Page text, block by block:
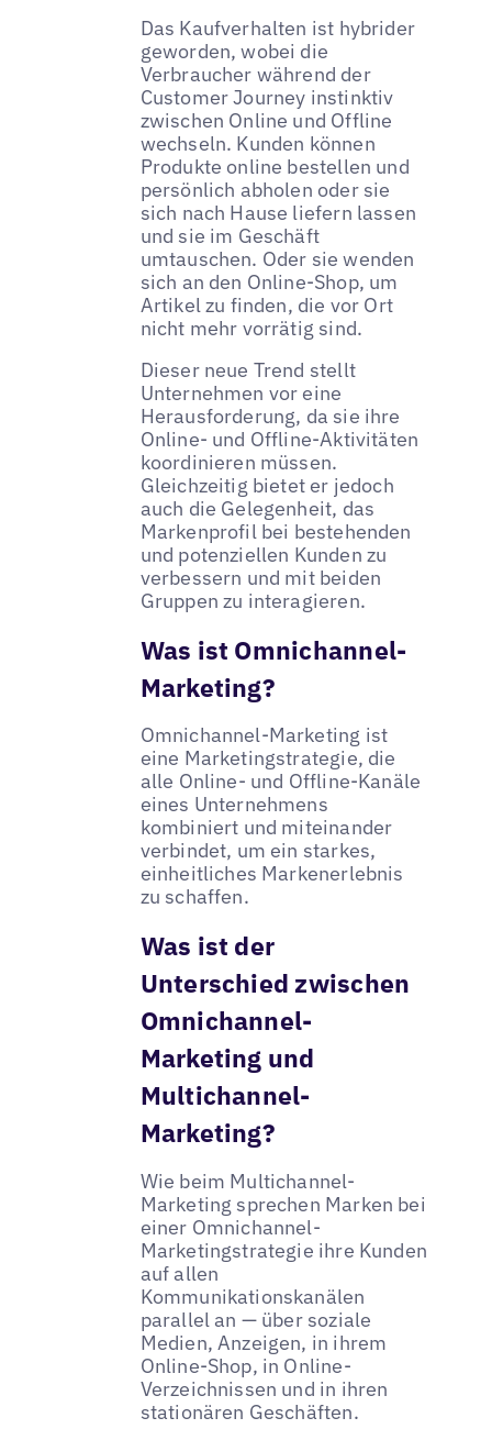
Das Kaufverhalten ist hybrider
geworden, wobei die
Verbraucher während der
Customer Journey instinktiv
zwischen Online und Offline
wechseln. Kunden können
Produkte online bestellen und
persönlich abholen oder sie
sich nach Hause liefern lassen
und sie im Geschäft
umtauschen. Oder sie wenden
sich an den Online-Shop, um
Artikel zu finden, die vor Ort
nicht mehr vorrätig sind.
Dieser neue Trend stellt
Unternehmen vor eine
Herausforderung, da sie ihre
Online- und Offline-Aktivitäten
koordinieren müssen.
Gleichzeitig bietet er jedoch
auch die Gelegenheit, das
Markenprofil bei bestehenden
und potenziellen Kunden zu
verbessern und mit beiden
Gruppen zu interagieren.
Was ist Omnichannel-
Marketing?
Omnichannel-Marketing ist
eine Marketingstrategie, die
alle Online- und Offline-Kanäle
eines Unternehmens
kombiniert und miteinander
verbindet, um ein starkes,
einheitliches Markenerlebnis
zu schaffen.
Was ist der
Unterschied zwischen
Omnichannel-
Marketing und
Multichannel-
Marketing?
Wie beim Multichannel-
Marketing sprechen Marken bei
einer Omnichannel-
Marketingstrategie ihre Kunden
auf allen
Kommunikationskanälen
parallel an — über soziale
Medien, Anzeigen, in ihrem
Online-Shop, in Online-
Verzeichnissen und in ihren
stationären Geschäften.